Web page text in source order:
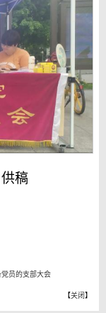
稿
员的支部大会
【关闭 】